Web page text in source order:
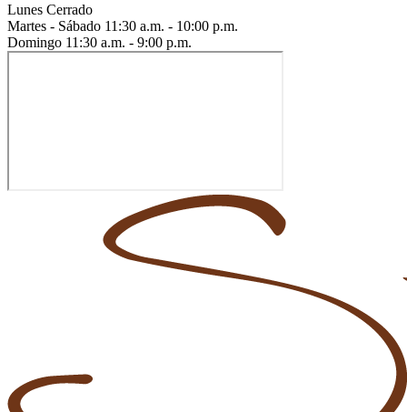
Lunes Cerrado
Martes - Sábado 11:30 a.m. - 10:00 p.m.
Domingo 11:30 a.m. - 9:00 p.m.